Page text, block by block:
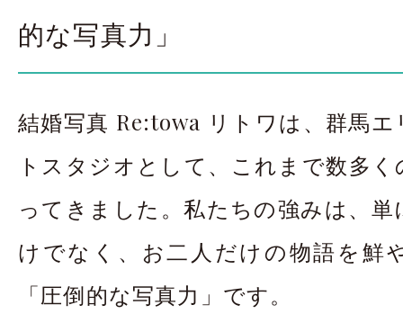
的な写真力」
結婚写真 Re:towa リトワは、群馬エ
トスタジオとして、これまで数多
ってきました。私たちの強みは、
けでなく、お二人だけの物語を鮮
「圧倒的な写真力」です。